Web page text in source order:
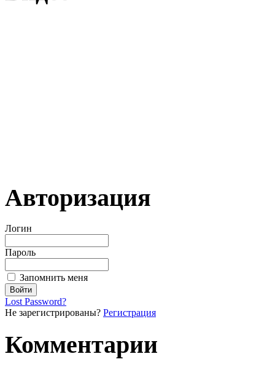
Авторизация
Логин
Пароль
Запомнить меня
Lost Password?
Не зарегистрированы? Регистрация
Комментарии